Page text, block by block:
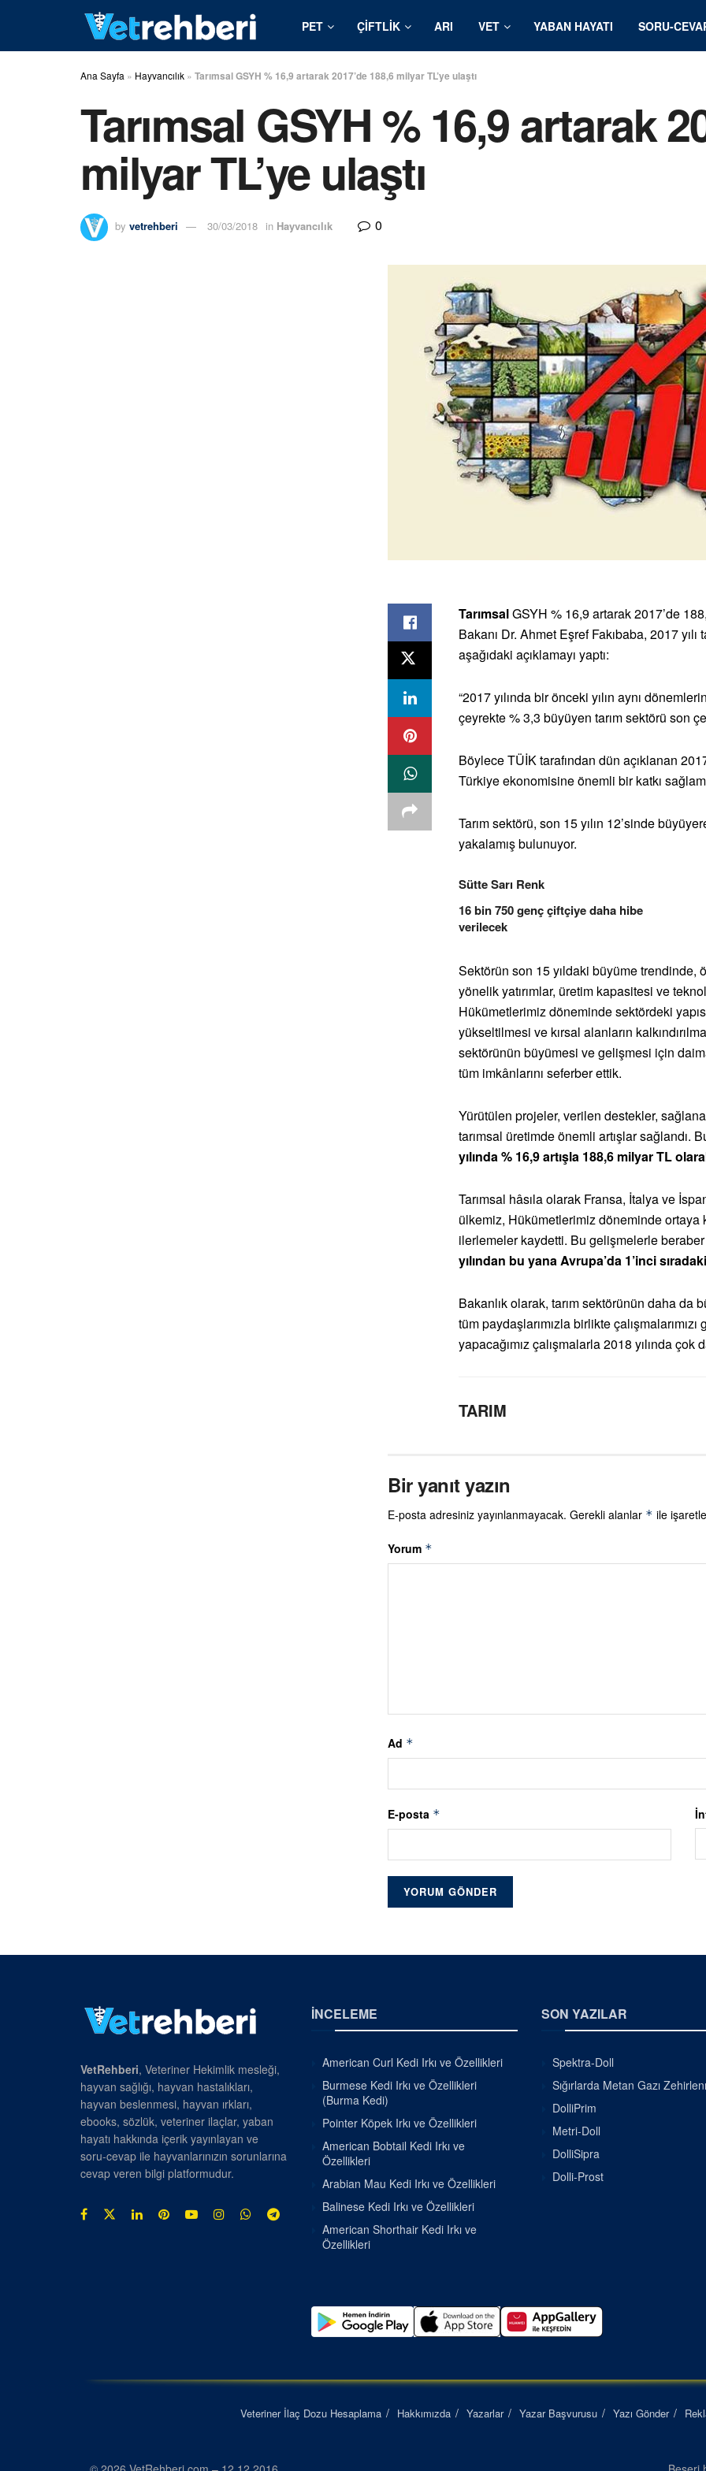
PET ÇIFTLIK ARI VET YABAN HAYATI SORU-
Ana Sayfa » Hayvancılık » Tarımsal GSYH % 16,9 artarak 2017’de 188,6 milyar TL’ye ulaştı
Tarımsal GSYH % 16,9 artarak
milyar TL’ye ulaştı
by vetrehberi 30/03/2018 in Hayvancılık 0
TarımsalGSYH % 16,9 artarak 2017’de
Bakanı Dr. Ahmet Eşref Fakıbaba, 2017
aşağıdaki açıklamayı yaptı:
“2017 yılında bir önceki yılın aynı
çeyrekte % 3,3 büyüyen tarım sektörü son
Böylece TÜİK tarafından dün açıklanan
Türkiye ekonomisine önemli bir katkı
Tarım sektörü, son 15 yılın 12’sinde
yakalamış bulunuyor.
Sütte Sarı Renk
16 bin 750 genç çiftçiye daha hibe
verilecek
Sektörün son 15 yıldaki büyüme trendinde,
yönelik yatırımlar, üretim kapasitesi ve
Hükümetlerimiz döneminde sektördeki
yükseltilmesi ve kırsal alanların
sektörünün büyümesi ve gelişmesi için
tüm imkânlarını seferber ettik.
Yürütülen projeler, verilen destekler,
tarımsal üretimde önemli artışlar sağlandı.
yılında % 16,9 artışla 188,6 milyar TL
Tarımsal hâsıla olarak Fransa, İtalya ve
ülkemiz, Hükümetlerimiz döneminde
ilerlemeler kaydetti. Bu gelişmelerle beraber
yılından bu yana Avrupa’da 1’inci
Bakanlık olarak, tarım sektörünün daha
tüm paydaşlarımızla birlikte
yapacağımız çalışmalarla 2018 yılında çok
TARIM
Bir yanıt yazın
E-posta adresiniz yayınlanmayacak. Gerekli alanlar * ile
Yorum *
Ad *
E-posta *
VetRehberi, Veteriner Hekimlik mesleği,
hayvan sağlığı, hayvan hastalıkları,
hayvan beslenmesi, hayvan ırkları,
ebooks, sözlük, veteriner ilaçlar, yaban
hayatı hakkında içerik yayınlayan ve
soru-cevap ile hayvanlarınızın sorunlarına
cevap veren bilgi platformudur.
İNCELEME
American Curl Kedi Irkı ve Özellikleri
Burmese Kedi Irkı ve Özellikleri
(Burma Kedi)
Pointer Köpek Irkı ve Özellikleri
American Bobtail Kedi Irkı ve
Özellikleri
Arabian Mau Kedi Irkı ve Özellikleri
Balinese Kedi Irkı ve Özellikleri
American Shorthair Kedi Irkı ve
Özellikleri
SON YAZILAR
Spektra-Doll
Sığırlarda Metan Gazı
DolliPrim
Metri-Doll
DolliSipra
Dolli-Prost
Veteriner İlaç Dozu Hesaplama Hakkımızda Yazarlar Yazar Başvurusu Yazı Gönder